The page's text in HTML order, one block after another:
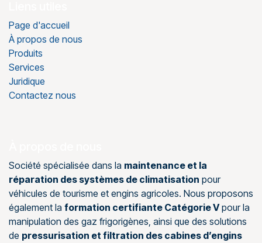
Page d'accueil
À propos de nous
Produits
Services
Juridique
Contactez nous
Société spécialisée dans la maintenance et la
réparation des systèmes de climatisation pour
véhicules de tourisme et engins agricoles. Nous proposons
également la formation certifiante Catégorie Vpour la
manipulation des gaz frigorigènes, ainsi que des solutions
de pressurisation et filtration des cabines d’engins